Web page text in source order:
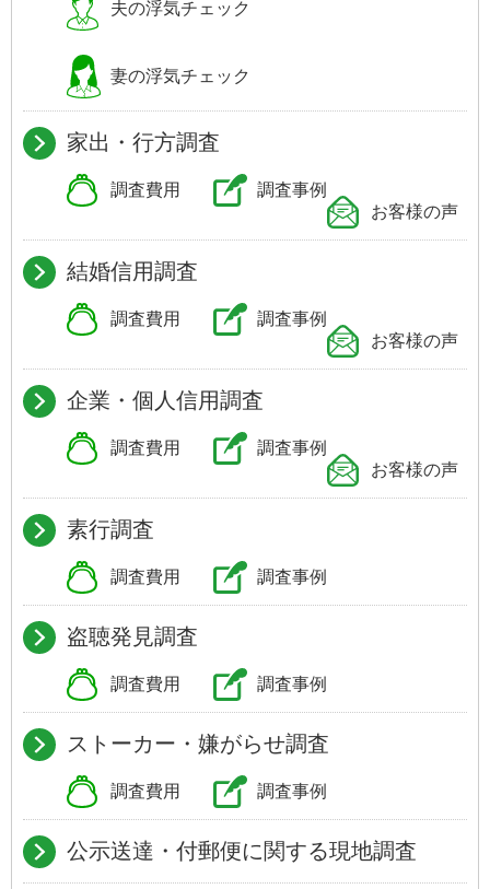
夫の浮気チェック
妻の浮気チェック
家出・行方調査
調査費用
調査事例
お客様の声
結婚信用調査
調査費用
調査事例
お客様の声
企業・個人信用調査
調査費用
調査事例
お客様の声
素行調査
調査費用 調査事例
盗聴発見調査
調査費用 調査事例
ストーカー・嫌がらせ調査
調査費用 調査事例
公示送達・付郵便に関する現地調査